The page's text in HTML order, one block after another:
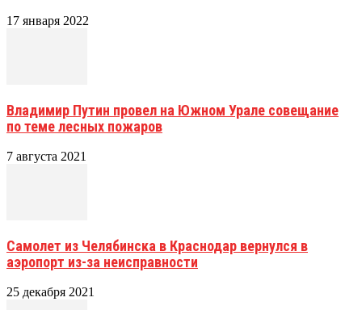
17 января 2022
Владимир Путин провел на Южном Урале совещание
по теме лесных пожаров
7 августа 2021
Самолет из Челябинска в Краснодар вернулся в
аэропорт из-за неисправности
25 декабря 2021